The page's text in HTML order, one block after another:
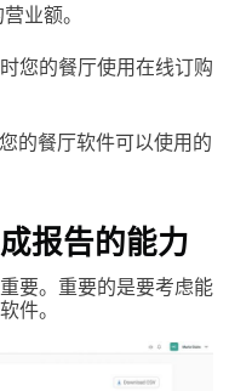
业额。
您的餐厅使用在线订购
的餐厅软件可以使用的
报告的能力
要。重要的是要考虑能
件。